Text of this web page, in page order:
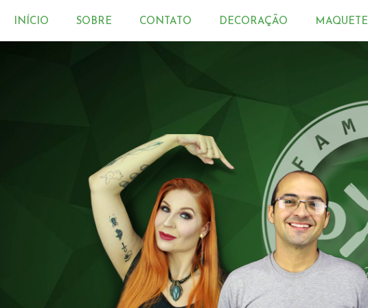
INÍCIO SOBRE CONTATO DECORAÇÃO MAQUETE